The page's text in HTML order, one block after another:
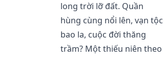
long trời lỡ đất. Quần
hùng cùng nổi lên, vạn
bao la, cuộc đời thăng
trầm? Một thiếu niên